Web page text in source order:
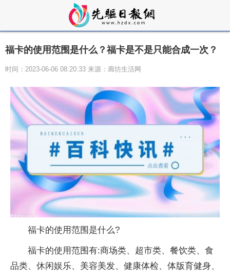
福卡的使用范围是什么？福卡是不是只能合成一次？
时间：2023-06-06 08:20:33 来源：廊坊生活网
福卡的使用范围是什么?
福卡的使用范围有:商场类、超市类、餐饮类、食
品类、休闲娱乐、美容美发、健康体检、体版育健身、